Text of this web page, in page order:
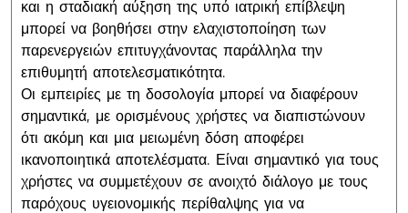
και η σταδιακή αύξηση της υπό ιατρική επίβλεψη
μπορεί να βοηθήσει στην ελαχιστοποίηση των
παρενεργειών επιτυγχάνοντας παράλληλα την
επιθυμητή αποτελεσματικότητα.
Οι εμπειρίες με τη δοσολογία μπορεί να διαφέρουν
σημαντικά, με ορισμένους χρήστες να διαπιστώνουν
ότι ακόμη και μια μειωμένη δόση αποφέρει
ικανοποιητικά αποτελέσματα. Είναι σημαντικό για τους
χρήστες να συμμετέχουν σε ανοιχτό διάλογο με τους
παρόχους υγειονομικής περίθαλψης για να